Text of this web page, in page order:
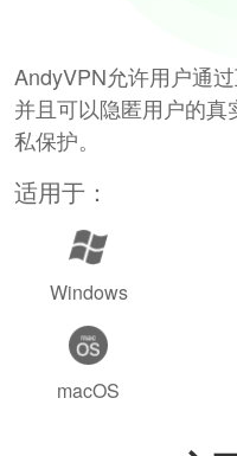
AndyVPN允许用户通
并且可以隐匿用户的
私保护。
适用于：
Windows
macOS